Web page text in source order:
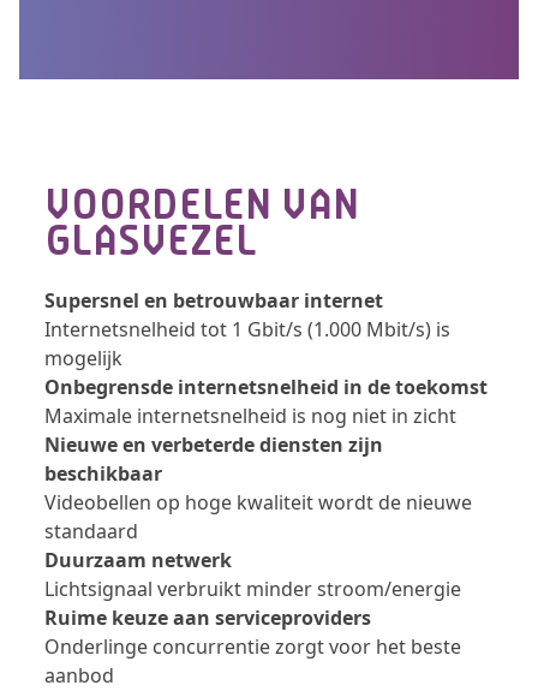
VOORDELEN VAN
GLASVEZEL
Supersnel en betrouwbaar internet
Internetsnelheid tot 1 Gbit/s (1.000 Mbit/s) is
mogelijk
Onbegrensde internetsnelheid in de toekomst
Maximale internetsnelheid is nog niet in zicht
Nieuwe en verbeterde diensten zijn
beschikbaar
Videobellen op hoge kwaliteit wordt de nieuwe
standaard
Duurzaam netwerk
Lichtsignaal verbruikt minder stroom/energie
Ruime keuze aan serviceproviders
Onderlinge concurrentie zorgt voor het beste
aanbod